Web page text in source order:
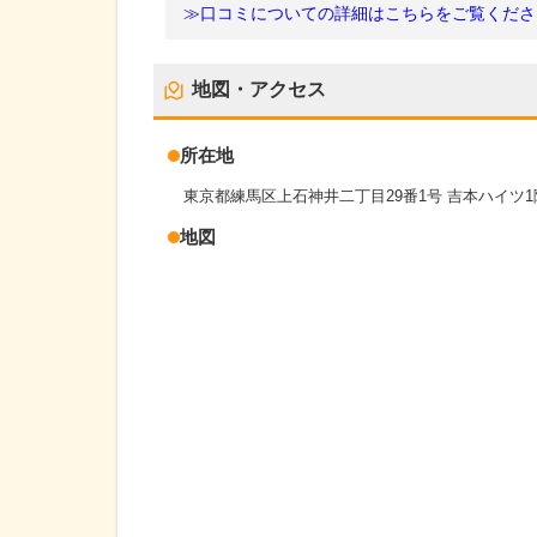
≫口コミについての詳細はこちらをご覧くだ
地図・アクセス
所在地
東京都練馬区上石神井二丁目29番1号 吉本ハイツ1
地図